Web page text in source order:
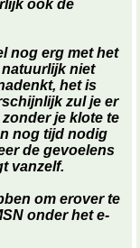
ook de
nog erg met het
natuurlijk niet
het is
zul je er
je klote te
nog tijd nodig
de gevoelens
vanzelf.
om erover te
onder het e-